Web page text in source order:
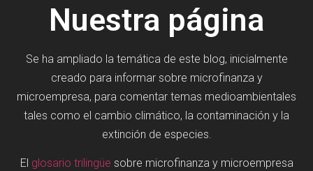
Nuestra página
Se ha ampliado la temática de este blog, inicialmente
creado para informar sobre microfinanza y
microempresa, para comentar temas medioambientales
tales como el cambio climático, la contaminación y la
extinción de especies.
El glosario trilingüe sobre microfinanza y microempresa